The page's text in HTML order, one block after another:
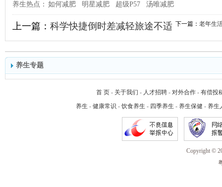
养生热点： 如何减肥 明星减肥 超级P57 汤唯减肥
上一篇： 科学快捷倒时差减轻旅途不适 下一篇： 老年生
养生专题
首 页- 关于我们 - 人才招聘- 对外合作- 有偿投
养生 - 健康常识 - 饮食养生 - 四季养生 - 养生保健 - 养生
Copyright ©